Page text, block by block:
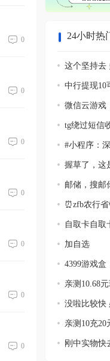
0
0
0
0
0
0
0
24小时热
这个坚持去
中行提现10
微信云游戏
天玩一
tg绕过短信
了#小程序：
握草了，
皱眉邮储，搜邮
包⏰zfb农行
自取卡自取
遍）加自选
4399游戏盒
块，亲测10.68
没啦比较快
亲测10充
刚中实物快